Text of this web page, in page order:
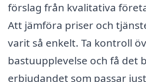
förslag från kvalitativa
Att jämföra priser och
varit så enkelt. Ta kontroll
bastuupplevelse och få det
erbjudandet som passar